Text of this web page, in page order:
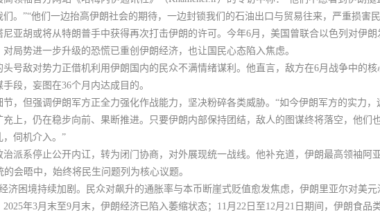
。”“他们一边抬高伊朗社会的期待，一边封锁我们的石油出口与贸易往来，严重损害
亚胡或将从特朗普手中获得再次打击伊朗的许可。今年6月，美国曾联合以色列对伊
局势进一步升级的恐慌已重创伊朗经济，也让国民心态陷入焦虑。
头号敌对势力正借机利用伊朗国内的民众不满情绪谋利 。他直言，敌方在6月战争中的
段，妄图在36个月内达成目的。
，但强调伊朗军方正全力强化作战能力，坚决粉碎各类威胁。“如今伊朗军方的实力，
上，仍在稳步向前、果断推进。只要伊朗内部保持团结，敌人的图谋终将落空，他们
伺机介入。”
派系停止公开内讧，转为闭门协商，对外展现统一战线。他补充道，伊朗最高领袖阿
的会晤中，始终将民生问题列为核心议题。
济困境持续加剧。民众对飙升的通胀率与本币断崖式贬值愈发焦虑，伊朗里亚尔对美元
年3月末至9月末，伊朗经济已陷入萎缩状态；11月22日至12月21日期间，伊朗食品